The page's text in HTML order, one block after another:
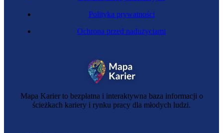
Mapa Karier to bezpłatna i interaktywna baza informacji o
ścieżkach kariery i rynku pracy dla młodych ludzi.
Polityka prywatności
Ochrona przed nadużyciami